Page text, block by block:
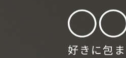
好きに包ま